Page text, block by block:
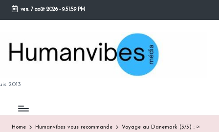
Skip
content
ven. 7 août 2026- 9:52:00 PM
2013
Home Humanvibes vous recommande
Voyage au Danemark (3/3) : ≈